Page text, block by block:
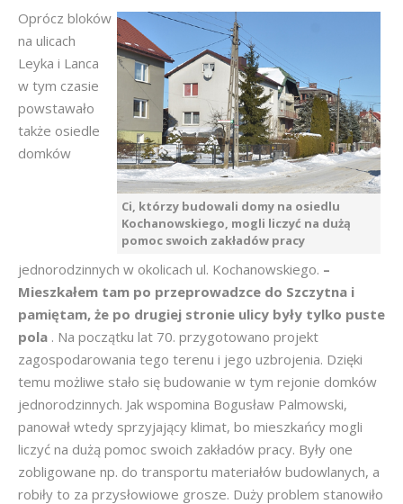
Ci, którzy budowali domy na osiedlu
Kochanowskiego, mogli liczyć na dużą
pomoc swoich zakładów pracy
Oprócz bloków
na ulicach
Leyka i Lanca
w tym czasie
powstawało
także osiedle
domków
jednorodzinnych w okolicach ul. Kochanowskiego. –
Mieszkałem tam po przeprowadzce do Szczytna i
pamiętam, że po drugiej stronie ulicy były tylko puste
pola . Na początku lat 70. przygotowano projekt
zagospodarowania tego terenu i jego uzbrojenia. Dzięki
temu możliwe stało się budowanie w tym rejonie domków
jednorodzinnych. Jak wspomina Bogusław Palmowski,
panował wtedy sprzyjający klimat, bo mieszkańcy mogli
liczyć na dużą pomoc swoich zakładów pracy. Były one
zobligowane np. do transportu materiałów budowlanych, a
robiły to za przysłowiowe grosze. Duży problem stanowiło